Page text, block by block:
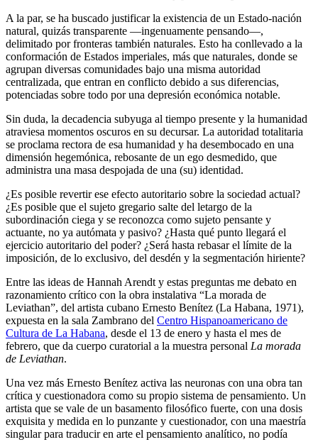
A la par, se ha buscado justificar la existencia de un Estado-nación
natural, quizás transparente —ingenuamente pensando—,
delimitado por fronteras también naturales. Esto ha conllevado a la
conformación de Estados imperiales, más que naturales, donde se
agrupan diversas comunidades bajo una misma autoridad
centralizada, que entran en conflicto debido a sus diferencias,
potenciadas sobre todo por una depresión económica notable.
Sin duda, la decadencia subyuga al tiempo presente y la humanidad
atraviesa momentos oscuros en su decursar. La autoridad totalitaria
se proclama rectora de esa humanidad y ha desembocado en una
dimensión hegemónica, rebosante de un ego desmedido, que
administra una masa despojada de una (su) identidad.
¿Es posible revertir ese efecto autoritario sobre la sociedad actual?
¿Es posible que el sujeto gregario salte del letargo de la
subordinación ciega y se reconozca como sujeto pensante y
actuante, no ya autómata y pasivo? ¿Hasta qué punto llegará el
ejercicio autoritario del poder? ¿Será hasta rebasar el límite de la
imposición, de lo exclusivo, del desdén y la segmentación hiriente?
Entre las ideas de Hannah Arendt y estas preguntas me debato en
razonamiento crítico con la obra instalativa “La morada de
Leviathan”, del artista cubano Ernesto Benítez (La Habana, 1971),
expuesta en la sala Zambrano del Centro Hispanoamericano de
Cultura de La Habana, desde el 13 de enero y hasta el mes de
febrero, que da cuerpo curatorial a la muestra personal La morada
de Leviathan.
Una vez más Ernesto Benítez activa las neuronas con una obra tan
crítica y cuestionadora como su propio sistema de pensamiento. Un
artista que se vale de un basamento filosófico fuerte, con una dosis
exquisita y medida en lo punzante y cuestionador, con una maestría
singular para traducir en arte el pensamiento analítico, no podía